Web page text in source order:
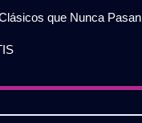
que Nunca Pasan